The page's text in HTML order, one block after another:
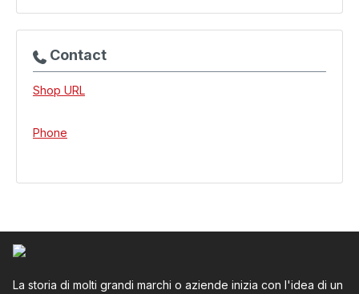
Contact
Shop URL
Phone
La storia di molti grandi marchi o aziende inizia con l'idea di un